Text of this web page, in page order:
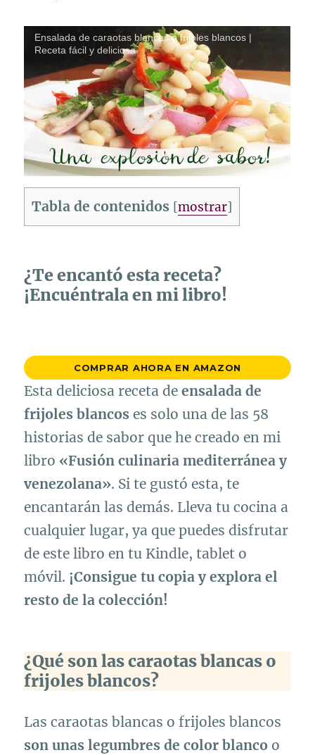
Ensalada de caraotas blancas o frijoles blancos |
Receta fácil y deliciosa
Tabla de contenidos [mostrar]
¿Te encantó esta receta?
¡Encuéntrala en mi libro!
COMPRAR AHORA EN AMAZON
Esta deliciosa receta deensalada de
frijoles blancos es solo una de las 58
historias de sabor que he creado en mi
libro «Fusión culinaria mediterránea y
venezolana». Si te gustó esta, te
encantarán las demás. Lleva tu cocina a
cualquier lugar, ya que puedes disfrutar
de este libro en tu Kindle, tablet o
móvil. ¡Consigue tu copia y explora el
resto de la colección!
¿Qué son las caraotas blancas o
frijoles blancos?
Las caraotas blancas o frijoles blancos
son unas legumbres de color blanco o